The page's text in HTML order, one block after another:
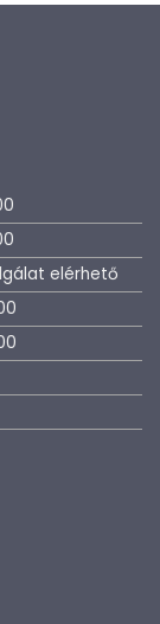
elérhető